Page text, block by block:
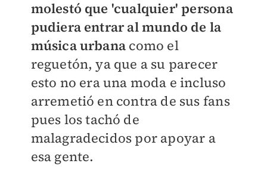
molestó que 'cualquier' persona
pudiera entrar al mundo de la
música urbana como el
reguetón, ya que a su parecer
esto no era una moda e incluso
arremetió en contra de sus fans
pues los tachó de
malagradecidos por apoyar a
esa gente.